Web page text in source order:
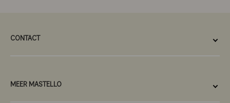
CONTACT
MEER MASTELLO